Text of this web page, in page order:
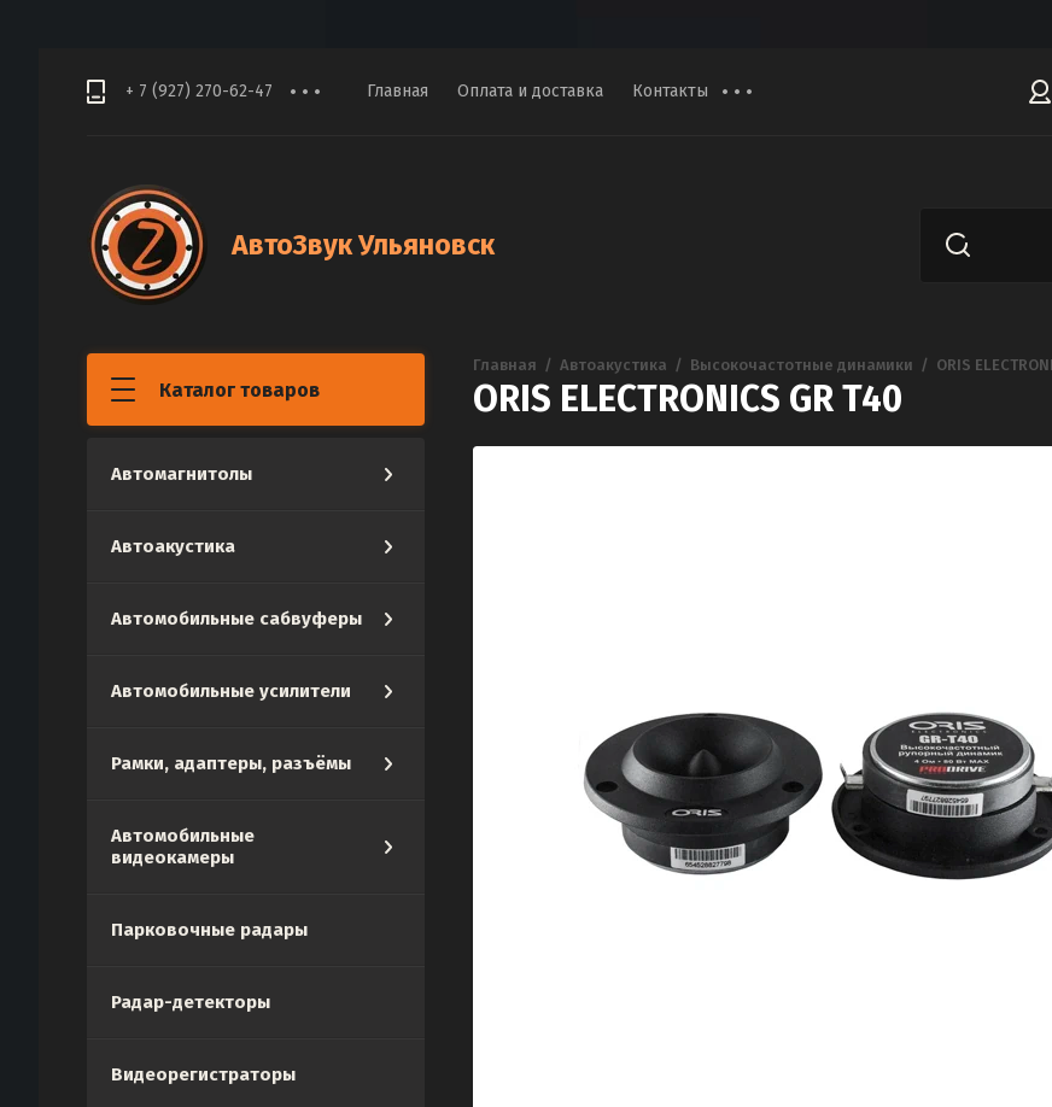
+ 7 (927) 270-62-47 Главная Оплата и доставка Контакты
АвтоЗвук Ульяновск
Каталог товаров
Автомагнитолы
Автоакустика
Автомобильные сабвуферы
Автомобильные усилители
Рамки, адаптеры, разъёмы
Автомобильные
видеокамеры
Парковочные радары
Радар-детекторы
Видеорегистраторы
Главная
  /
Автоакустика
  /
Высокочастотные динамики
  /
ORIS
ORIS ELECTRONICS GR T40